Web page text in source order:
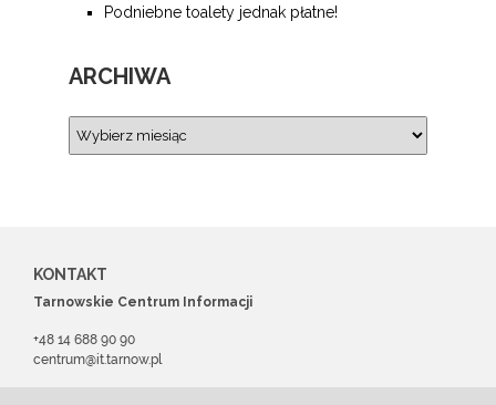
Podniebne toalety jednak płatne!
ARCHIWA
KONTAKT
Tarnowskie Centrum Informacji
+48 14 688 90 90
centrum@it.tarnow.pl